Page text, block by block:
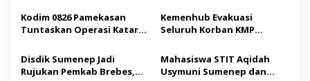
p
o
s
Saudi
Madura
Kodim 0826 Pamekasan
Tuntaskan Operasi Katarak
Tindakan Medis
Kemenhub Evakuasi
Seluruh Korban KMP
Operator Diaudit
Disdik Sumenep Jadi
Rujukan Pemkab Brebes,
Mahasiswa STIT Aqidah
Usymuni Sumenep dan